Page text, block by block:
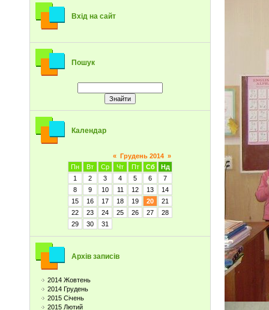
Вхід на сайт
Пошук
Календар
« Грудень 2014 »
Пн
Вт Ср Чт Пт Сб
Нд
1
2 3 4 5 6
7
8
9 10 11 12 13
14
15
16 17 18 19 20
21
22
23 24 25 26 27
28
29
30 31
Архів записів
2014 Жовтень
2014 Грудень
2015 Січень
2015 Лютий